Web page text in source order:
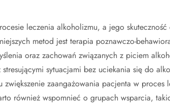
leczenia alkoholizmu, a jego skuteczność
metod jest terapia poznawczo-
oraz zachowań związanych z piciem
sytuacjami bez uciekania się do
zaangażowania pacjenta w proces
również wspomnieć o grupach wsparcia,